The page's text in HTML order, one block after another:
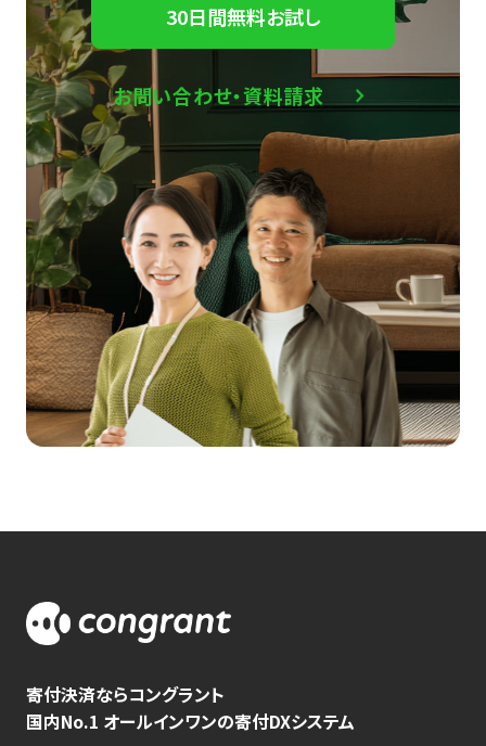
30日間無料お試し
お問い合わせ・資料請求
寄付決済ならコングラント
国内No.1 オールインワンの寄付DXシステム